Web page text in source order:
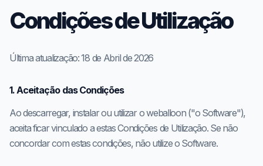
Condições de Utilização
Última atualização: 18 de Abril de 2026
1. Aceitação das Condições
Ao descarregar, instalar ou utilizar o weballoon ("o Software"),
aceita ficar vinculado a estas Condições de Utilização. Se não
concordar com estas condições, não utilize o Software.